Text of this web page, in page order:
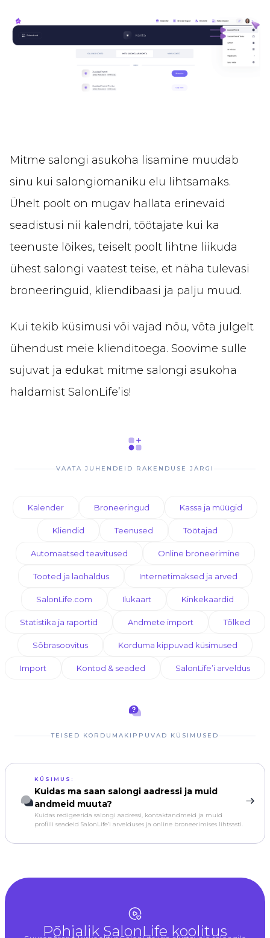
Mitme salongi asukoha lisamine muudab
sinu kui salongiomaniku elu lihtsamaks.
Ühelt poolt on mugav hallata erinevaid
seadistusi nii kalendri, töötajate kui ka
teenuste lõikes, teiselt poolt lihtne liikuda
ühest salongi vaatest teise, et näha tulevasi
broneeringuid, kliendibaasi ja palju muud.
Kui tekib küsimusi või vajad nõu, võta julgelt
ühendust meie klienditoega. Soovime sulle
sujuvat ja edukat mitme salongi asukoha
haldamist SalonLife’is!
VAATA JUHENDEID RAKENDUSE JÄRGI
Kalender Broneeringud Kassa ja müügid
Kliendid Teenused Töötajad
Automaatsed teavitused Online broneerimine
Tooted ja laohaldus Internetimaksed ja arved
SalonLife.com Ilukaart Kinkekaardid
Statistika ja raportid Andmete import Tõlked
Sõbrasoovitus Korduma kippuvad küsimused
Import Kontod & seaded SalonLife’i arveldus
TEISED KORDUMAKIPPUVAD KÜSIMUSED
KÜSIMUS:
Kuidas ma saan salongi aadressi ja muid
andmeid muuta?
Kuidas redigeerida salongi aadressi, kontaktandmeid ja muid
profiili seadeid SalonLife’i arvelduses ja online broneerimises lihtsasti.
Põhjalik SalonLife koolitus